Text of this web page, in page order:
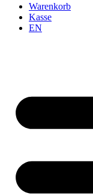
Warenkorb
Kasse
EN